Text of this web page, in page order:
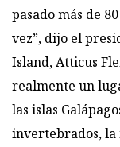
pasado más de
vez”, dijo el
Island, Atticus
realmente un
las islas
invertebrados, la